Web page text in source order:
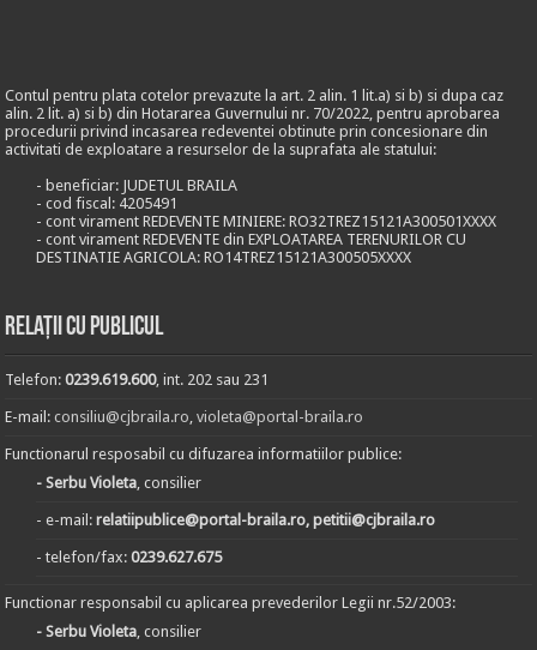
Contul pentru plata cotelor prevazute la art. 2 alin. 1 lit.a) si b) si dupa caz
alin. 2 lit. a) si b) din Hotararea Guvernului nr. 70/2022, pentru aprobarea
procedurii privind incasarea redeventei obtinute prin concesionare din
activitati de exploatare a resurselor de la suprafata ale statului:
- beneficiar: JUDETUL BRAILA
- cod fiscal: 4205491
- cont virament REDEVENTE MINIERE: RO32TREZ15121A300501XXXX
- cont virament REDEVENTE din EXPLOATAREA TERENURILOR CU
DESTINATIE AGRICOLA: RO14TREZ15121A300505XXXX
Relații cu publicul
Telefon:0239.619.600, int. 202 sau 231
E-mail:consiliu@cjbraila.ro,violeta@portal-braila.ro
Functionarul resposabil cu difuzarea informatiilor publice:
- Serbu Violeta, consilier
- e-mail:relatiipublice@portal-braila.ro, petitii@cjbraila.ro
- telefon/fax:0239.627.675
Functionar responsabil cu aplicarea prevederilor Legii nr.52/2003:
- Serbu Violeta, consilier